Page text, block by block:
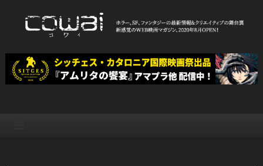
WEB映画マガジン「cowai コ
ワイ」